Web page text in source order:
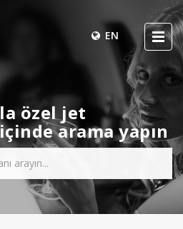
EN
özel jet
arama yapın